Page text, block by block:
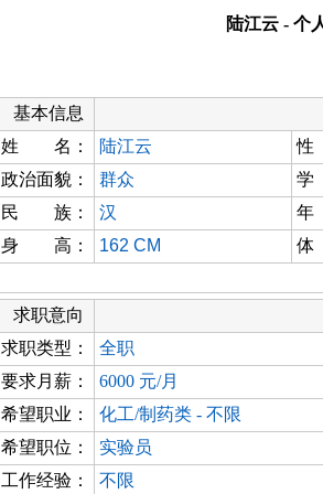
陆江云 - 个
基本信息
姓 名：
陆江云
政治面貌：
群众
民 族：
汉
身 高：
162 CM
求职意向
求职类型：
全职
要求月薪：
6000 元/月
希望职业：
化工/制药类 - 不限
希望职位：
实验员
工作经验：
不限